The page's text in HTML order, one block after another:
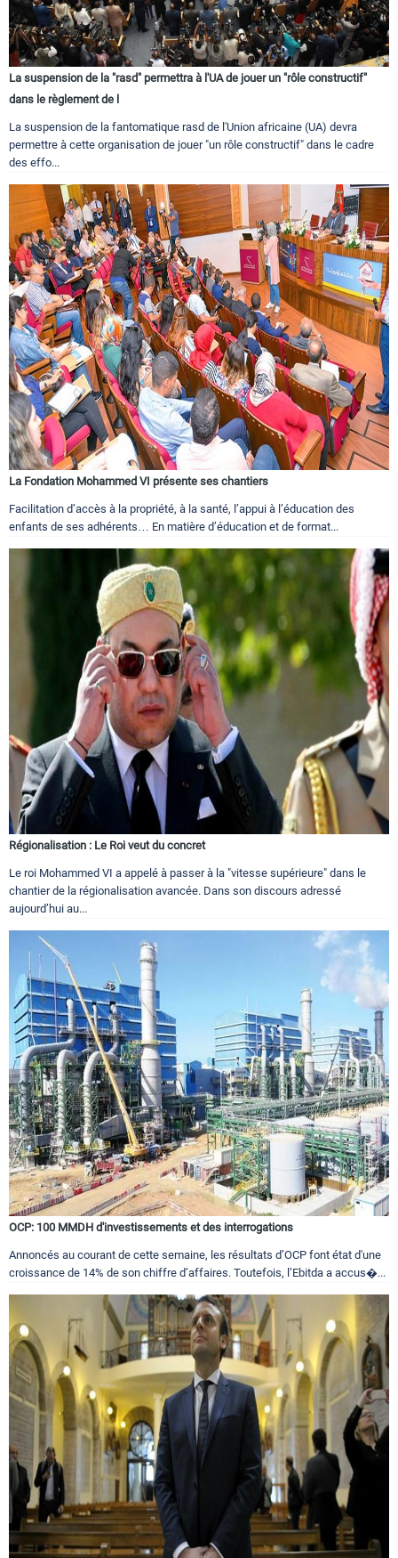
La suspension de la "rasd" permettra à l'UA de jouer un "rôle constructif"
dans le règlement de l
La suspension de la fantomatique rasd de l'Union africaine (UA) devra
permettre à cette organisation de jouer "un rôle constructif" dans le cadre
des effo...
La Fondation Mohammed VI présente ses chantiers
Facilitation d’accès à la propriété, à la santé, l’appui à l’éducation des
enfants de ses adhérents… En matière d’éducation et de format...
Régionalisation : Le Roi veut du concret
Le roi Mohammed VI a appelé à passer à la "vitesse supérieure" dans le
chantier de la régionalisation avancée. Dans son discours adressé
aujourd’hui au...
OCP: 100 MMDH d'investissements et des interrogations
Annoncés au courant de cette semaine, les résultats d’OCP font état d'une
croissance de 14% de son chiffre d’affaires. Toutefois, l’Ebitda a accus�...